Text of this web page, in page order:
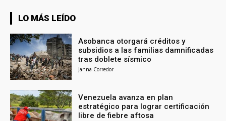
LO MÁS LEÍDO
Asobanca otorgará créditos y
subsidios a las familias damnificadas
tras doblete sísmico
Janna Corredor
Venezuela avanza en plan
estratégico para lograr certificación
libre de fiebre aftosa